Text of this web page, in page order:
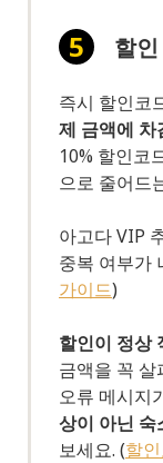
할
즉시 할인코
제 금액에 차
10% 할인코
으로 줄어드
아고다 VIP
중복 여부가
가이드)
할인이 정상
금액을 꼭
오류 메시지
상이 아닌 숙
보세요. (할